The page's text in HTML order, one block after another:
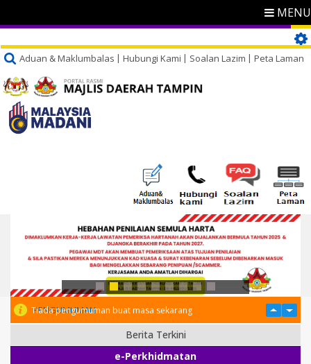
MENU
Aduan & Maklumbalas Hubungi Kami Soalan Lazim Peta Laman
PENGUMUMAN
Tiada pengumuman buat masa sekarang
Berita Terkini
e-Perkhidmatan